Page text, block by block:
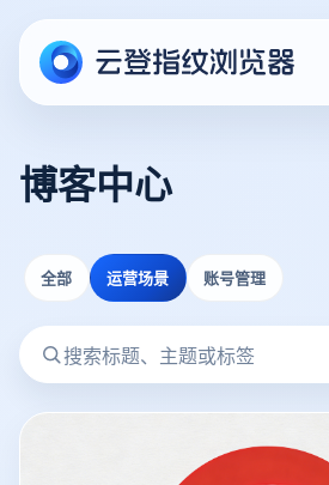
博客中心
全部 运营场景 账号管理